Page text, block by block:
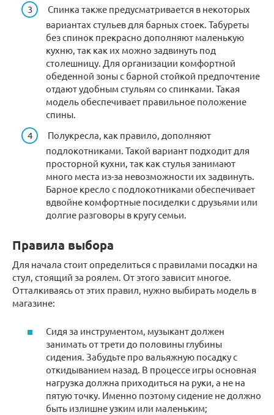
Спинка также предусматривается в некоторых
вариантах стульев для барных стоек. Табуреты
без спинок прекрасно дополняют маленькую
кухню, так как их можно задвинуть под
столешницу. Для организации комфортной
обеденной зоны с барной стойкой предпочтение
отдают удобным стульям со спинками. Такая
модель обеспечивает правильное положение
спины.
Полукресла, как правило, дополняют
подлокотниками. Такой вариант подходит для
просторной кухни, так как стулья занимают
много места из-за невозможности их задвинуть.
Барное кресло с подлокотниками обеспечивает
вдвойне комфортные посиделки с друзьями или
долгие разговоры в кругу семьи.
Правила выбора
Для начала стоит определиться с правилами посадки на
стул, стоящий за роялем. От этого зависит многое.
Отталкиваясь от этих правил, нужно выбирать модель в
магазине:
Сидя за инструментом, музыкант должен
занимать от трети до половины глубины
сидения. Забудьте про вальяжную посадку с
откидыванием назад. В процессе игры основная
нагрузка должна приходиться на руки, а не на
пятую точку. Именно поэтому сидение не должно
быть излишне узким или маленьким;